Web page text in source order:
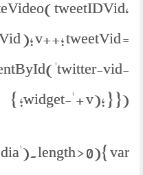
tweetIDVid,
); v++; tweetVid =
vid-
widget-' + v); } }); }
> 0){ var